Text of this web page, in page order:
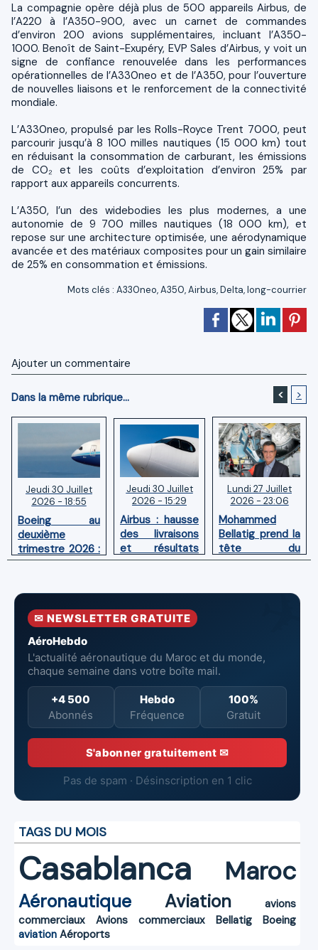
La compagnie opère déjà plus de 500 appareils Airbus, de
l’A220 à l’A350-900, avec un carnet de commandes
d’environ 200 avions supplémentaires, incluant l’A350-
1000. Benoît de Saint-Exupéry, EVP Sales d’Airbus, y voit un
signe de confiance renouvelée dans les performances
opérationnelles de l’A330neo et de l’A350, pour l’ouverture
de nouvelles liaisons et le renforcement de la connectivité
mondiale.
L’A330neo, propulsé par les Rolls-Royce Trent 7000, peut
parcourir jusqu’à 8 100 milles nautiques (15 000 km) tout
en réduisant la consommation de carburant, les émissions
de CO₂ et les coûts d’exploitation d’environ 25% par
rapport aux appareils concurrents.
L’A350, l’un des widebodies les plus modernes, a une
autonomie de 9 700 milles nautiques (18 000 km), et
repose sur une architecture optimisée, une aérodynamique
avancée et des matériaux composites pour un gain similaire
de 25% en consommation et émissions.
Mots clés : A330neo,A350,Airbus,Delta,long-courrier
Ajouter un commentaire
Dans la même rubrique... < >
Jeudi 30 Juillet
2026 - 18:55
Boeing au
deuxième
trimestre 2026 :
Chiffre d'affaires
pertes nettes
Jeudi 30 Juillet
2026 - 15:29
Airbus : hausse
des livraisons
et résultats
financiers
premier
Lundi 27 Juillet
2026 - 23:06
Mohammed
Bellatig prend la
tête du
Groupement
Marocaines
✉ NEWSLETTER GRATUITE
AéroHebdo
L'actualité aéronautique du Maroc et du monde,
chaque semaine dans votre boîte mail.
+4 500
Abonnés
Hebdo
Fréquence
100%
Gratuit
S'abonner gratuitement ✉
Pas de spam · Désinscription en 1 clic
TAGS DU MOIS
Casablanca Maroc
Aéronautique Aviation
avions
commerciaux
Avions commerciaux Bellatig
Boeing
aviation Aéroports